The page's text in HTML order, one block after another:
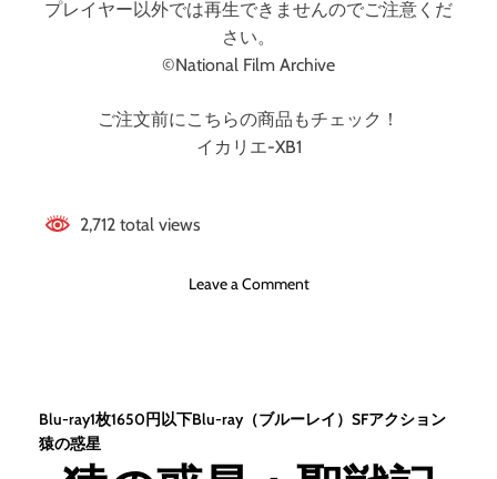
デ
ス
）
プレイヤー以外では再生できませんのでご注意くだ
さい。
©National Film Archive
ご注文前にこちらの商品もチェック！
イカリエ-XB1
2,712 total views
Leave a Commento
-
Blu-ray1枚1650円以下Blu-ray（ブルーレイ） SFアクション
猿の惑星